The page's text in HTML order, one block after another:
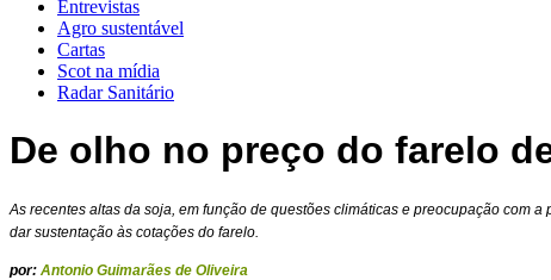
Entrevistas
Agro sustentável
Cartas
Scot na mídia
Radar Sanitário
De olho no preço do farelo
As recentes altas da soja, em função de questões climáticas e preocupação com
dar sustentação às cotações do farelo.
por: Antonio Guimarães de Oliveira